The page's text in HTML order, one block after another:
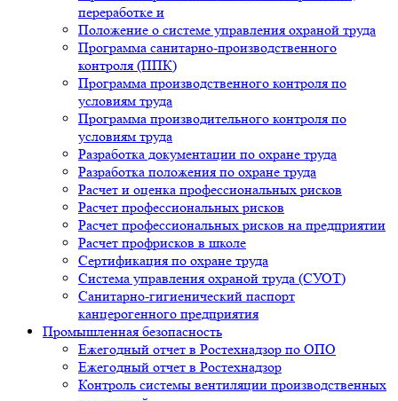
переработке и
Положение о системе управления охраной труда
Программа санитарно-производственного
контроля (ППК)
Программа производственного контроля по
условиям труда
Программа производительного контроля по
условиям труда
Разработка документации по охране труда
Разработка положения по охране труда
Расчет и оценка профессиональных рисков
Расчет профессиональных рисков
Расчет профессиональных рисков на предприятии
Расчет профрисков в школе
Сертификация по охране труда
Система управления охраной труда (СУОТ)
Санитарно-гигиенический паспорт
канцерогенного предприятия
Промышленная безопасность
Ежегодный отчет в Ростехнадзор по ОПО
Ежегодный отчет в Ростехнадзор
Контроль системы вентиляции производственных